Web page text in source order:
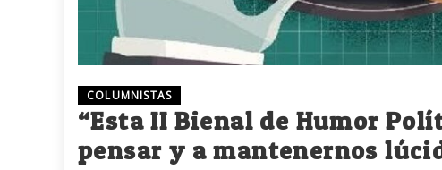
COLUMNISTAS
“Esta II Bienal de Humor
pensar y a mantenernos